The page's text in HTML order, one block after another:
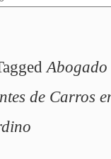
Abogado
de Carros